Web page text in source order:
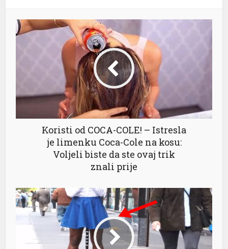
Koristi od COCA-COLE! – Istresla
je limenku Coca-Cole na kosu:
Voljeli biste da ste ovaj trik
znali prije